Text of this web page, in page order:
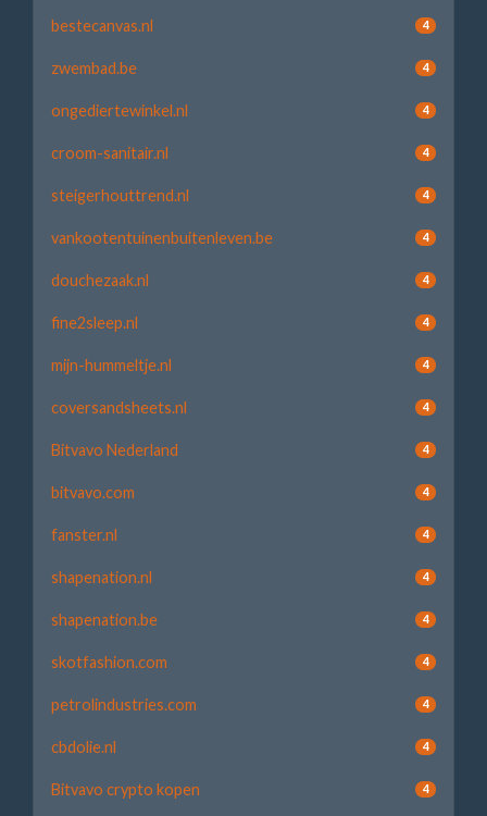
bestecanvas.nl 4
zwembad.be 4
ongediertewinkel.nl 4
croom-sanitair.nl 4
steigerhouttrend.nl 4
vankootentuinenbuitenleven.be 4
douchezaak.nl 4
fine2sleep.nl 4
mijn-hummeltje.nl 4
coversandsheets.nl 4
Bitvavo Nederland 4
bitvavo.com 4
fanster.nl 4
shapenation.nl 4
shapenation.be 4
skotfashion.com 4
petrolindustries.com 4
cbdolie.nl 4
Bitvavo crypto kopen 4